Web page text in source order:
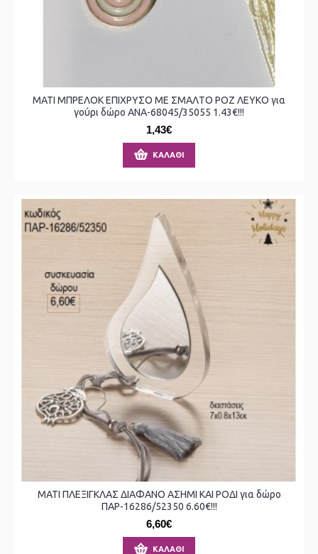
ΜΑΤΙ ΜΠΡΕΛΟΚ ΕΠΙΧΡΥΣΟ ΜΕ ΣΜΑΛΤΟ ΡΟΖ ΛΕΥΚΟ για
γούρι δώρο ΑΝΑ-68045/35055 1.43€!!!
1,43€
ΚΑΛΆΘΙ
ΜΑΤΙ ΠΛΕΞΙΓΚΛΑΣ ΔΙΑΦΑΝΟ ΑΣΗΜΙ ΚΑΙ ΡΟΔΙ για δώρο
ΠΑΡ-16286/52350 6.60€!!!
6,60€
ΚΑΛΆΘΙ